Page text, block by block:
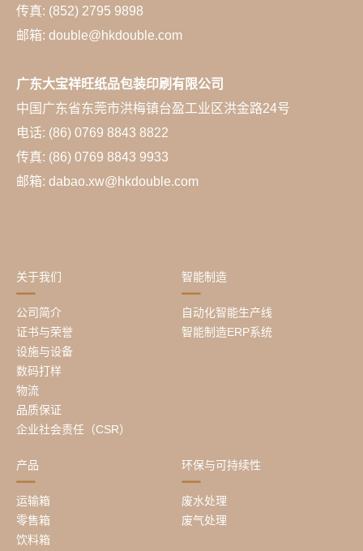
传真: (852) 2795 9898
邮箱: double@hkdouble.com
广东大宝祥旺纸品包装印刷有限公司
中国广东省东莞市洪梅镇台盈工业区洪金路24号
电话: (86) 0769 8843 8822
传真: (86) 0769 8843 9933
邮箱: dabao.xw@hkdouble.com
关于我们
公司简介
证书与荣誉
设施与设备
数码打样
物流
品质保证
企业社会责任（CSR）
智能制造
自动化智能生产线
智能制造ERP系统
产品
运输箱
零售箱
饮料箱
环保与可持续性
废水处理
废气处理